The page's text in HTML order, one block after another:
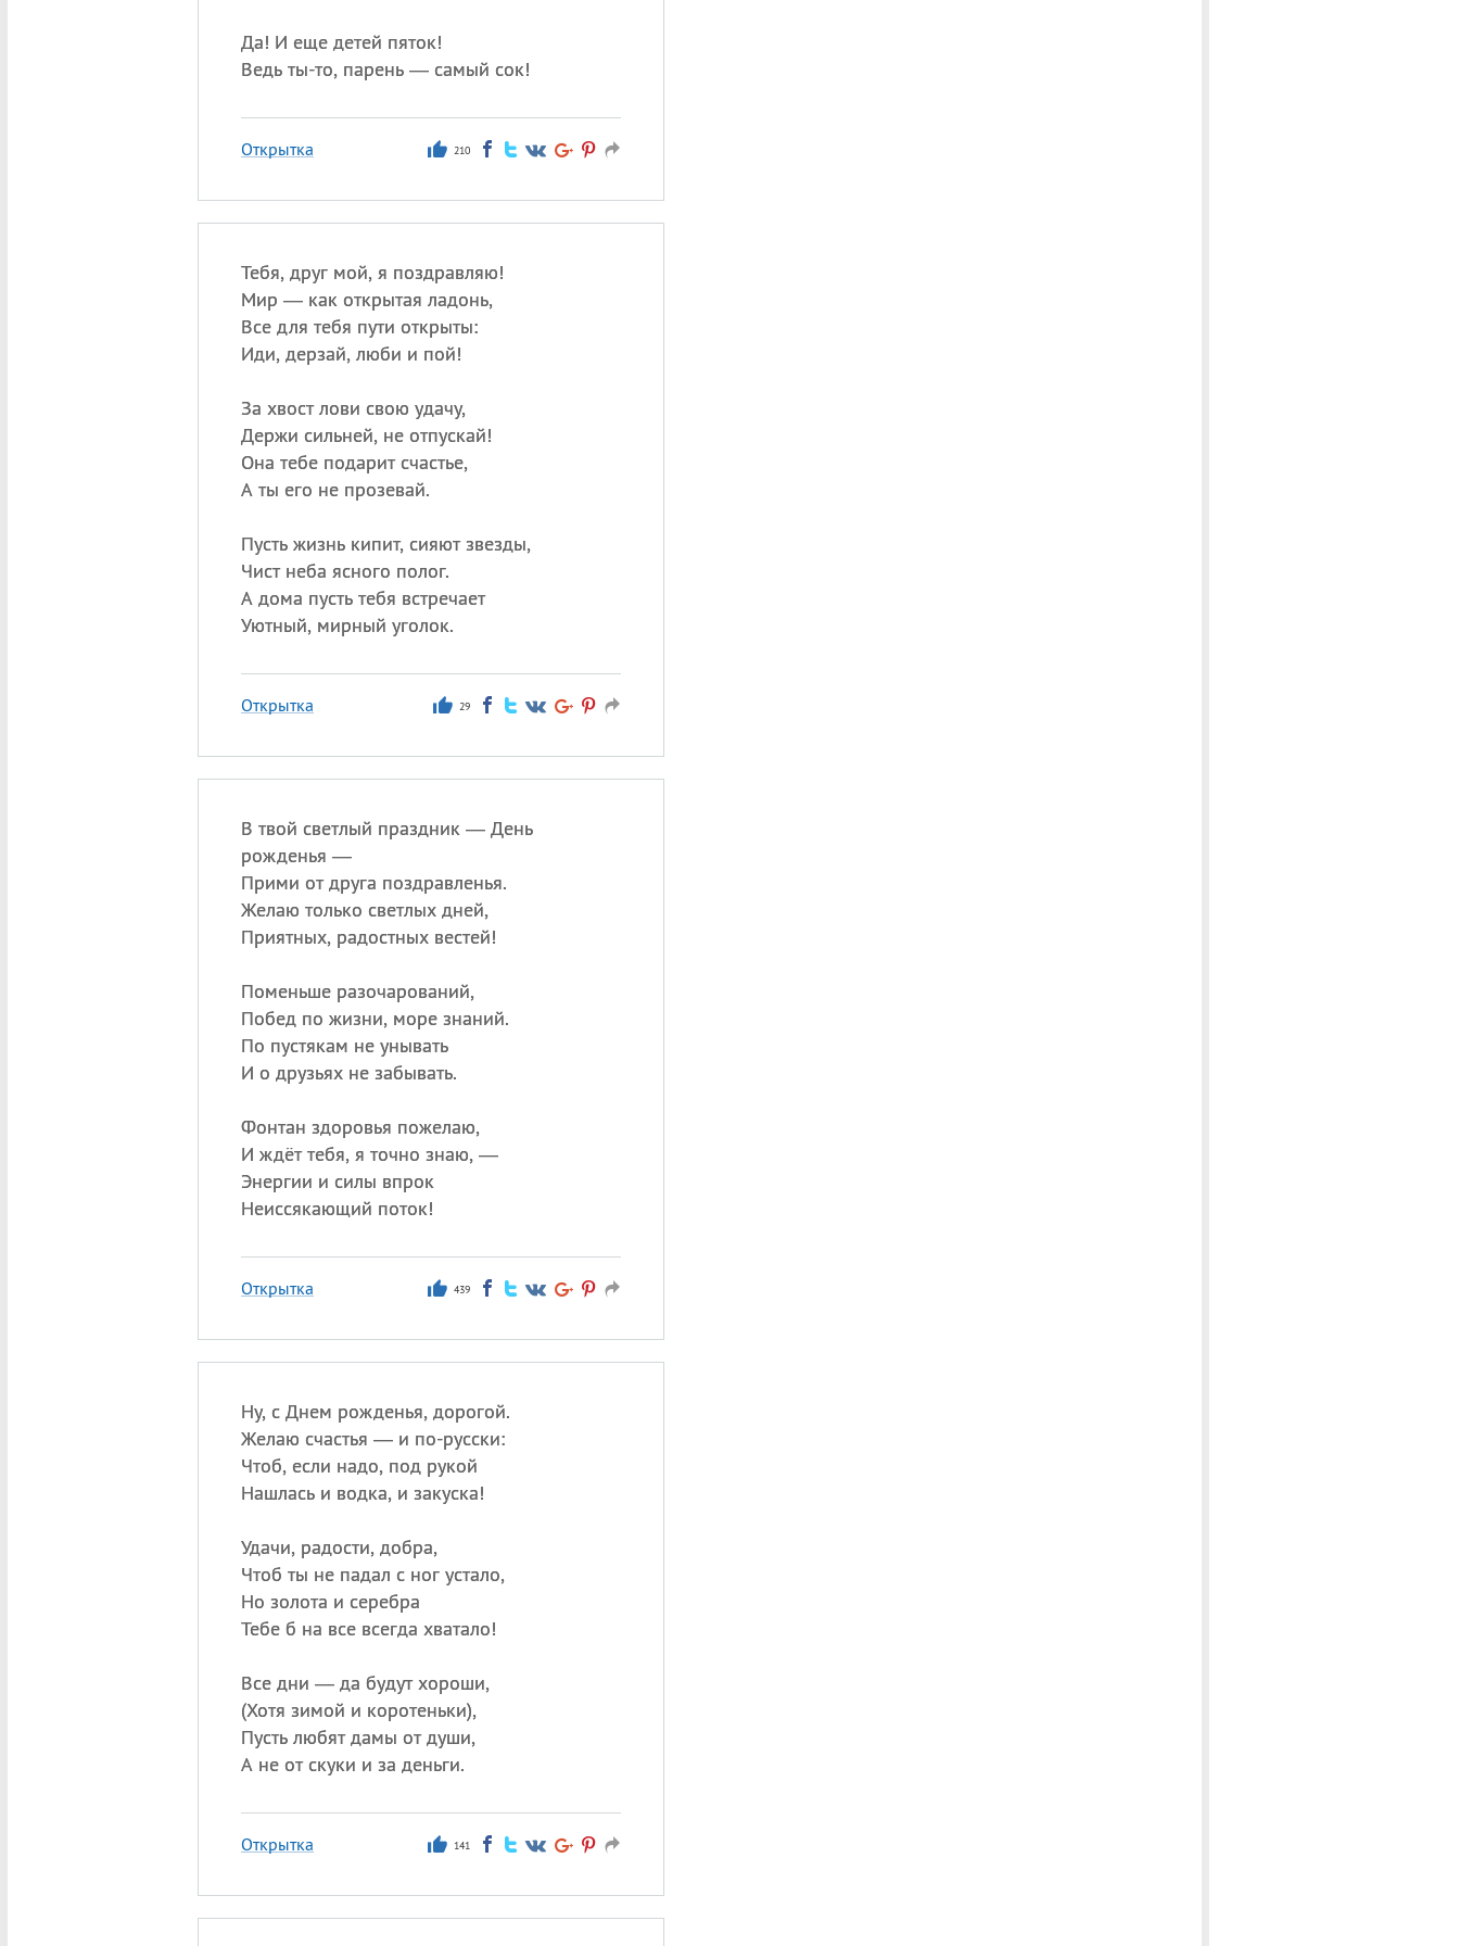
Да! И еще детей пяток!
Ведь ты-то, парень — самый сок!
Открытка 210
Тебя, друг мой, я поздравляю!
Мир — как открытая ладонь,
Все для тебя пути открыты:
Иди, дерзай, люби и пой!
За хвост лови свою удачу,
Держи сильней, не отпускай!
Она тебе подарит счастье,
А ты его не прозевай.
Пусть жизнь кипит, сияют звезды,
Чист неба ясного полог.
А дома пусть тебя встречает
Уютный, мирный уголок.
Открытка 29
В твой светлый праздник — День
рожденья —
Прими от друга поздравленья.
Желаю только светлых дней,
Приятных, радостных вестей!
Поменьше разочарований,
Побед по жизни, море знаний.
По пустякам не унывать
И о друзьях не забывать.
Фонтан здоровья пожелаю,
И ждёт тебя, я точно знаю, —
Энергии и силы впрок
Неиссякающий поток!
Открытка 439
Ну, с Днем рожденья, дорогой.
Желаю счастья — и по-русски:
Чтоб, если надо, под рукой
Нашлась и водка, и закуска!
Удачи, радости, добра,
Чтоб ты не падал с ног устало,
Но золота и серебра
Тебе б на все всегда хватало!
Все дни — да будут хороши,
(Хотя зимой и коротеньки),
Пусть любят дамы от души,
А не от скуки и за деньги.
Открытка 141